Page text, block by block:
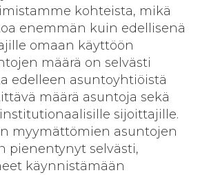
kohteista, mikä
enemmän kuin edellisenä
omaan käyttöön
määrä on selvästi
edelleen asuntoyhtiöistä
määrä asuntoja sekä
sijoittajille.
myymättömien asuntojen
pienentynyt selvästi,
käynnistämään